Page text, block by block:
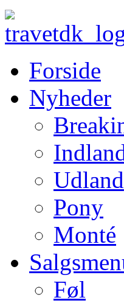
Forside
Nyheder
Udland
Pony
Monté
Føl